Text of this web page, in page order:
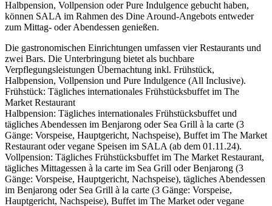
Halbpension, Vollpension oder Pure Indulgence gebucht haben,
können SALA im Rahmen des Dine Around-Angebots entweder
zum Mittag- oder Abendessen genießen.
Die gastronomischen Einrichtungen umfassen vier Restaurants und
zwei Bars. Die Unterbringung bietet als buchbare
Verpflegungsleistungen Übernachtung inkl. Frühstück,
Halbpension, Vollpension und Pure Indulgence (All Inclusive).
Frühstück: Tägliches internationales Frühstücksbuffet im The
Market Restaurant
Halbpension: Tägliches internationales Frühstücksbuffet und
tägliches Abendessen im Benjarong oder Sea Grill à la carte (3
Gänge: Vorspeise, Hauptgericht, Nachspeise), Buffet im The Market
Restaurant oder vegane Speisen im SALA (ab dem 01.11.24).
Vollpension: Tägliches Frühstücksbuffet im The Market Restaurant,
tägliches Mittagessen à la carte im Sea Grill oder Benjarong (3
Gänge: Vorspeise, Hauptgericht, Nachspeise), tägliches Abendessen
im Benjarong oder Sea Grill à la carte (3 Gänge: Vorspeise,
Hauptgericht, Nachspeise), Buffet im The Market oder vegane